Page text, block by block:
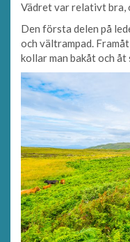
Vädret var relativt bra,
Den första delen på
och vältrampad.
kollar man bakåt och